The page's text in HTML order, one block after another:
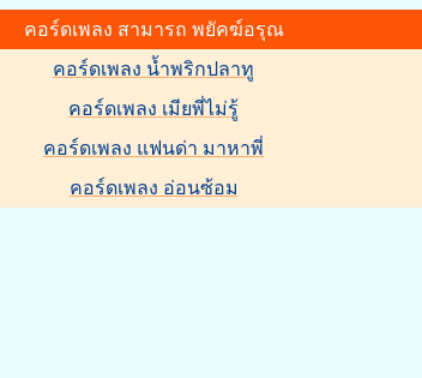
คอร์ดเพลง สามารถ พยัคฆ์อรุณ
คอร์ดเพลง น้ำพริกปลาทู
คอร์ดเพลง เมียพี่ไม่รู้
คอร์ดเพลง แฟนด่า มาหาพี่
คอร์ดเพลง อ่อนซ้อม